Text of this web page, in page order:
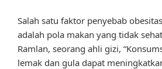
Salah satu faktor penyebab
adalah pola makan yang tidak
Ramlan, seorang ahli gizi,
lemak dan gula dapat